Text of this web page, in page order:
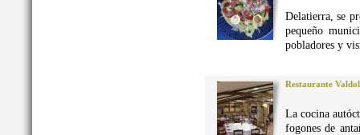
Delatierra, se
pequeño
pobladores y
Restaurante
La cocina
fogones de